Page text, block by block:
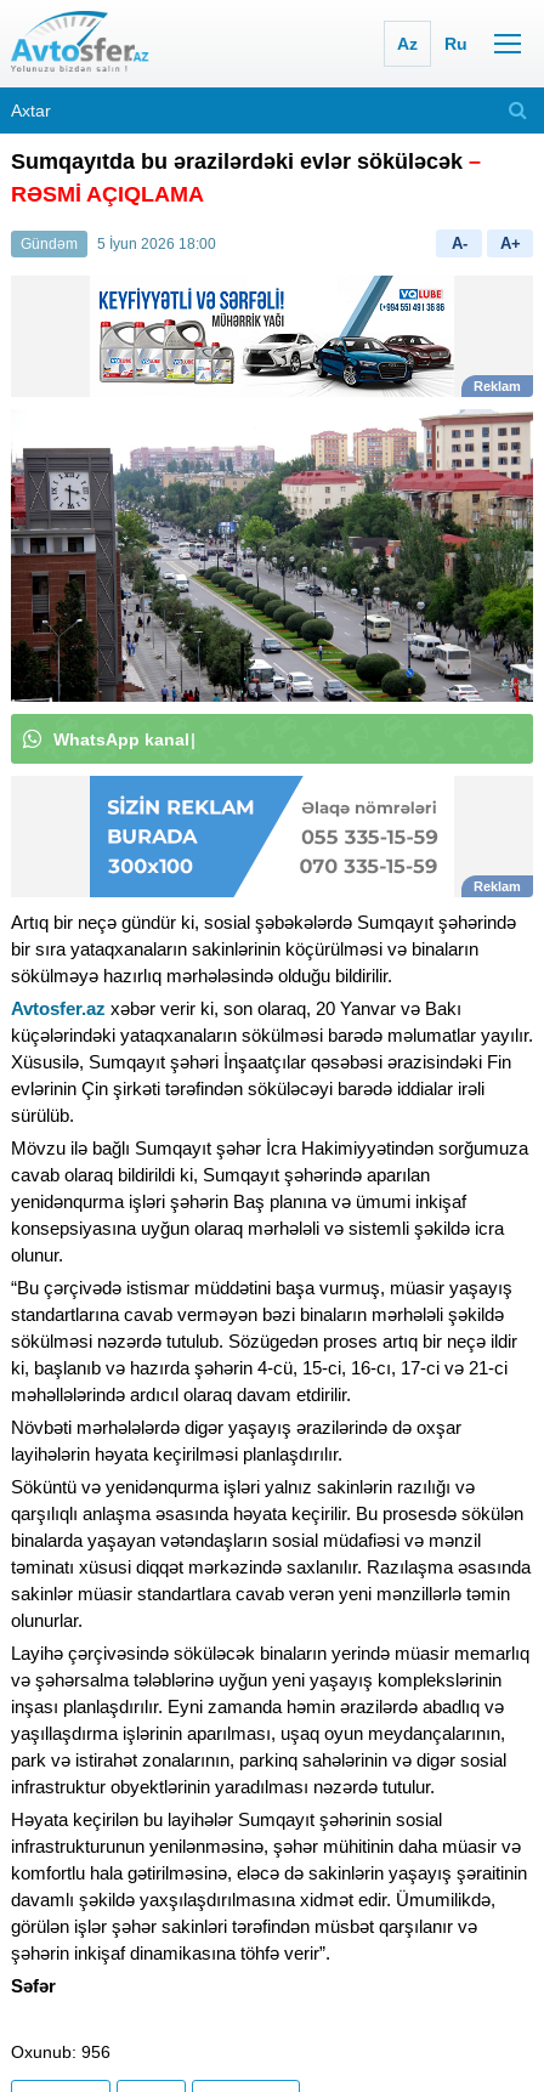
Az Ru
Sumqayıtda bu ərazilərdəki evlər söküləcək –
RƏSMİ AÇIQLAMA
Gündəm 5 İyun 2026 18:00 A- A+
WhatsApp kanalı
Artıq bir neçə gündür ki, sosial şəbəkələrdə Sumqayıt şəhərində
bir sıra yataqxanaların sakinlərinin köçürülməsi və binaların
sökülməyə hazırlıq mərhələsində olduğu bildirilir.
Avtosfer.az xəbər verir ki, son olaraq, 20 Yanvar və Bakı
küçələrindəki yataqxanaların sökülməsi barədə məlumatlar yayılır.
Xüsusilə, Sumqayıt şəhəri İnşaatçılar qəsəbəsi ərazisindəki Fin
evlərinin Çin şirkəti tərəfindən söküləcəyi barədə iddialar irəli
sürülüb.
Mövzu ilə bağlı Sumqayıt şəhər İcra Hakimiyyətindən sorğumuza
cavab olaraq bildirildi ki, Sumqayıt şəhərində aparılan
yenidənqurma işləri şəhərin Baş planına və ümumi inkişaf
konsepsiyasına uyğun olaraq mərhələli və sistemli şəkildə icra
olunur.
“Bu çərçivədə istismar müddətini başa vurmuş, müasir yaşayış
standartlarına cavab verməyən bəzi binaların mərhələli şəkildə
sökülməsi nəzərdə tutulub. Sözügedən proses artıq bir neçə ildir
ki, başlanıb və hazırda şəhərin 4-cü, 15-ci, 16-cı, 17-ci və 21-ci
məhəllələrində ardıcıl olaraq davam etdirilir.
Növbəti mərhələlərdə digər yaşayış ərazilərində də oxşar
layihələrin həyata keçirilməsi planlaşdırılır.
Söküntü və yenidənqurma işləri yalnız sakinlərin razılığı və
qarşılıqlı anlaşma əsasında həyata keçirilir. Bu prosesdə sökülən
binalarda yaşayan vətəndaşların sosial müdafiəsi və mənzil
təminatı xüsusi diqqət mərkəzində saxlanılır. Razılaşma əsasında
sakinlər müasir standartlara cavab verən yeni mənzillərlə təmin
olunurlar.
Layihə çərçivəsində söküləcək binaların yerində müasir memarlıq
və şəhərsalma tələblərinə uyğun yeni yaşayış komplekslərinin
inşası planlaşdırılır. Eyni zamanda həmin ərazilərdə abadlıq və
yaşıllaşdırma işlərinin aparılması, uşaq oyun meydançalarının,
park və istirahət zonalarının, parkinq sahələrinin və digər sosial
infrastruktur obyektlərinin yaradılması nəzərdə tutulur.
Həyata keçirilən bu layihələr Sumqayıt şəhərinin sosial
infrastrukturunun yenilənməsinə, şəhər mühitinin daha müasir və
komfortlu hala gətirilməsinə, eləcə də sakinlərin yaşayış şəraitinin
davamlı şəkildə yaxşılaşdırılmasına xidmət edir. Ümumilikdə,
görülən işlər şəhər sakinləri tərəfindən müsbət qarşılanır və
şəhərin inkişaf dinamikasına töhfə verir”.
Səfər
Oxunub: 956